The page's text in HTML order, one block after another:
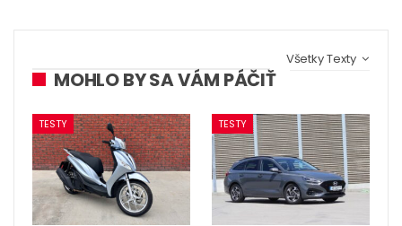
Všetky Texty
MOHLO BY SA VÁM PÁČIŤ
TESTY TESTY